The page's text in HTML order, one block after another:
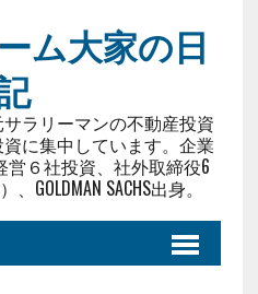
ム大家の日
ラリーマンの不動産投資
に集中しています。企業
６社投資、社外取締役6
GOLDMAN SACHS出身。